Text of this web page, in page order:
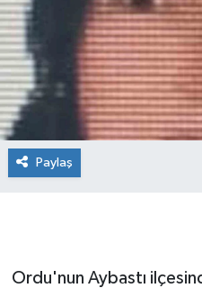
Paylaş
Ordu'nun Aybastı